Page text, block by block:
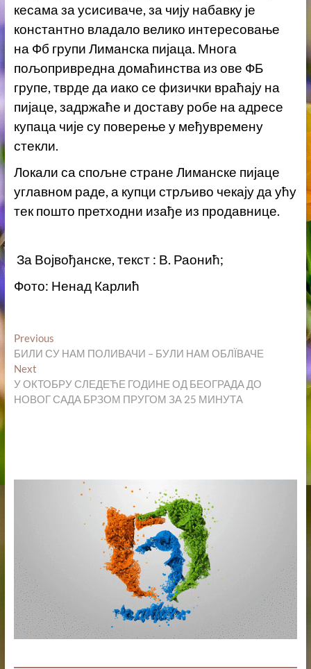
кесама за усисиваче, за чију набавку је
константно владало велико интересовање
на Фб групи Лиманска пијаца. Многа
пољопривредна домаћинства из ове ФБ
групе, тврде да иако се физички враћају на
пијаце, задржаће и доставу робе на адресе
купаца чије су поверење у међувремену
стекли.
Локали са спољне стране Лиманске пијаце
углавном раде, а купци стрљиво чекају да ућу
тек пошто претходни изађе из продавнице.
За Војвођанске, текст : В. Раонић;
Фото: Ненад Карлић
Кретање
чланка
PreviousPrevious
post:
БИЛИ СУ НАМ ПОЛИВАЧИ – БУЛИ НАМ ОБЛЇВАЧЕ
NextNext
post:
У ОКТОБРУ СЛЕДЕЋЕ ГОДИНЕ ОД БЕОГРАДА ДО
НОВОГ САДА БРЗОМ ПРУГОМ ЗА 25 МИНУТА